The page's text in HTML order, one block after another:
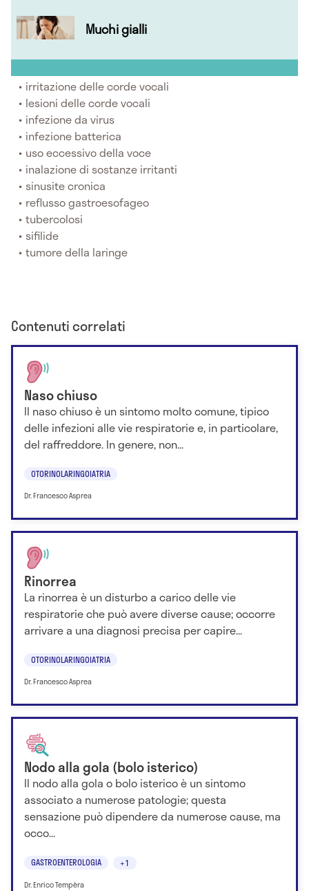
Muchi gialli
irritazione delle corde vocali
lesioni delle corde vocali
infezione da virus
infezione batterica
uso eccessivo della voce
inalazione di sostanze irritanti
sinusite cronica
reflusso gastroesofageo
tubercolosi
sifilide
tumore della laringe
Contenuti correlati
Naso chiuso
Il naso chiuso è un sintomo molto comune, tipico
delle infezioni alle vie respiratorie e, in particolare,
del raffreddore. In genere, non...
OTORINOLARINGOIATRIA
Dr. Francesco Asprea
Rinorrea
La rinorrea è un disturbo a carico delle vie
respiratorie che può avere diverse cause; occorre
arrivare a una diagnosi precisa per capire...
OTORINOLARINGOIATRIA
Dr. Francesco Asprea
Nodo alla gola (bolo isterico)
Il nodo alla gola o bolo isterico è un sintomo
associato a numerose patologie; questa
sensazione può dipendere da numerose cause, ma
occo...
GASTROENTEROLOGIA +1
Dr. Enrico Tempèra